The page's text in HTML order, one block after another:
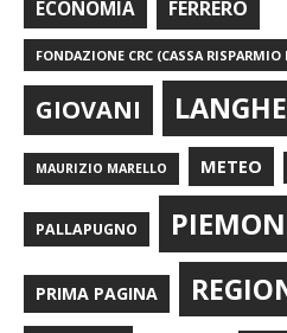
ECONOMIA FERRERO
FONDAZIONE CRC (CASSA
GIOVANI LANGHE
MAURIZIO MARELLO METEO
PALLAPUGNO
PRIMA PAGINA